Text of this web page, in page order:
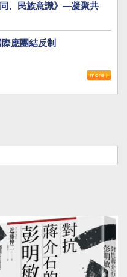
、民族意識》—凝聚共
應團結反制